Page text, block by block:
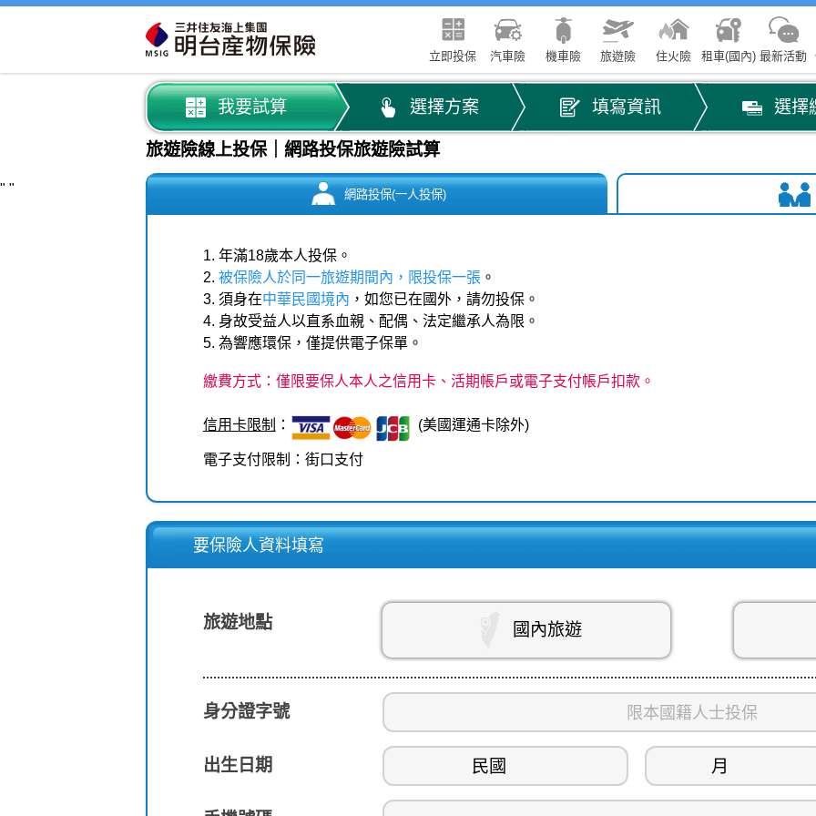
立即投保 汽車險 機車險 旅遊險 住火險 租車(國內) 最新活動
我要試算 選擇方案 填寫資訊 選擇
旅遊險線上投保｜網路投保旅遊險試算
網路投保(一人投保)
1. 年滿18歲本人投保。
2. 被保險人於同一旅遊期間內，限投保一張。
3. 須身在中華民國境內 ，如您已在國外，請勿投保。
4. 身故受益人以直系血親、配偶、法定繼承人為限。
5. 為響應環保，僅提供電子保單。
繳費方式：僅限要保人本人之信用卡、活期帳戶或電子支付帳戶扣款。
信用卡限制 ： (美國運通卡除外)
電子支付限制：街口支付
要保險人資料填寫
旅遊地點 國內旅遊
身分證字號
出生日期
" "